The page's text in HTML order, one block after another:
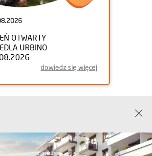
OTWARTY
URBINO
dowiedz się więcej